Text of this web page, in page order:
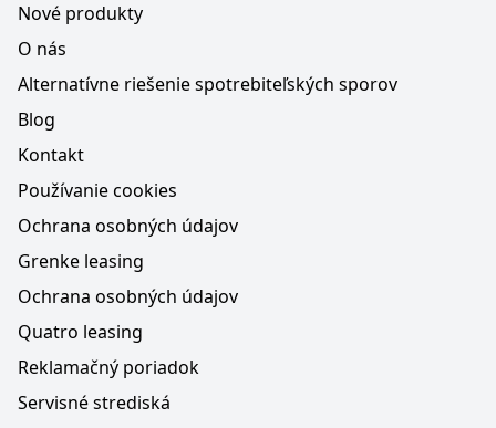
Nové produkty
O nás
Alternatívne riešenie spotrebiteľských sporov
Blog
Kontakt
Používanie cookies
Ochrana osobných údajov
Grenke leasing
Ochrana osobných údajov
Quatro leasing
Reklamačný poriadok
Servisné strediská